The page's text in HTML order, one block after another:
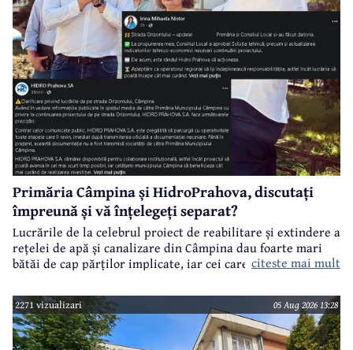
Primăria Câmpina și HidroPrahova, discutați
împreună și vă înțelegeți separat?
Lucrările de la celebrul proiect de reabilitare și extindere a
rețelei de apă și canalizare din Câmpina dau foarte mari
bătăi de cap părților implicate, iar cei care suferă sunt
Orizontului.
citeste mai mult
2271 vizualizari 05 Aug 2026 13:28